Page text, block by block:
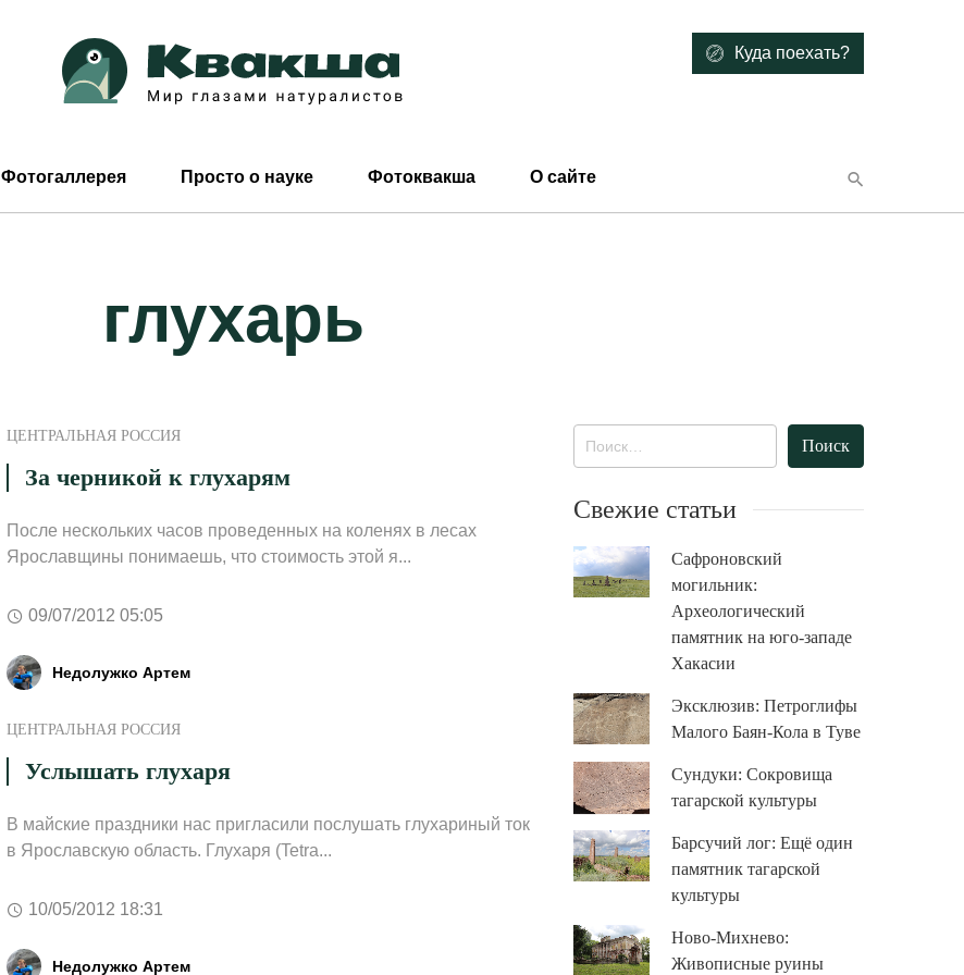
Куда поехать?
Фотогаллерея Просто о науке Фотоквакша О сайте
глухарь
ЦЕНТРАЛЬНАЯ РОССИЯ
За черникой к глухарям
После нескольких часов проведенных на коленях в лесах
Ярославщины понимаешь, что стоимость этой я...
09/07/2012 05:05
Недолужко Артем
ЦЕНТРАЛЬНАЯ РОССИЯ
Услышать глухаря
В майские праздники нас пригласили послушать глухариный ток
в Ярославскую область. Глухаря (Tetra...
10/05/2012 18:31
Недолужко Артем
Свежие статьи
Сафроновский
могильник:
Археологический
памятник на юго-западе
Хакасии
Эксклюзив: Петроглифы
Малого Баян-Кола в Туве
Сундуки: Сокровища
тагарской культуры
Барсучий лог: Ещё один
памятник тагарской
культуры
Ново-Михнево:
Живописные руины